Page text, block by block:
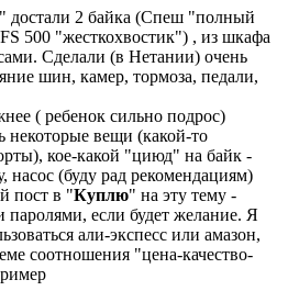
достали 2 байка (Спеш "полный
500 "жесткохвостик") , из шкафа
Сделали (в Нетании) очень
шин, камер, тормоза, педали,
( ребенок сильно подрос)
некоторые вещи (какой-то
кое-какой "циюд" на байк -
насос (буду рад рекомендациям)
пост в "Куплю" на эту тему -
паролями, если будет желание. Я
али-экспесс или амазон,
соотношения "цена-качество-